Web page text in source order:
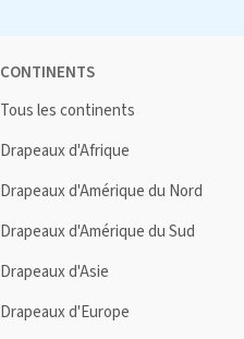
CONTINENTS
Tous les continents
Drapeaux d'Afrique
Drapeaux d'Amérique du Nord
Drapeaux d'Amérique du Sud
Drapeaux d'Asie
Drapeaux d'Europe